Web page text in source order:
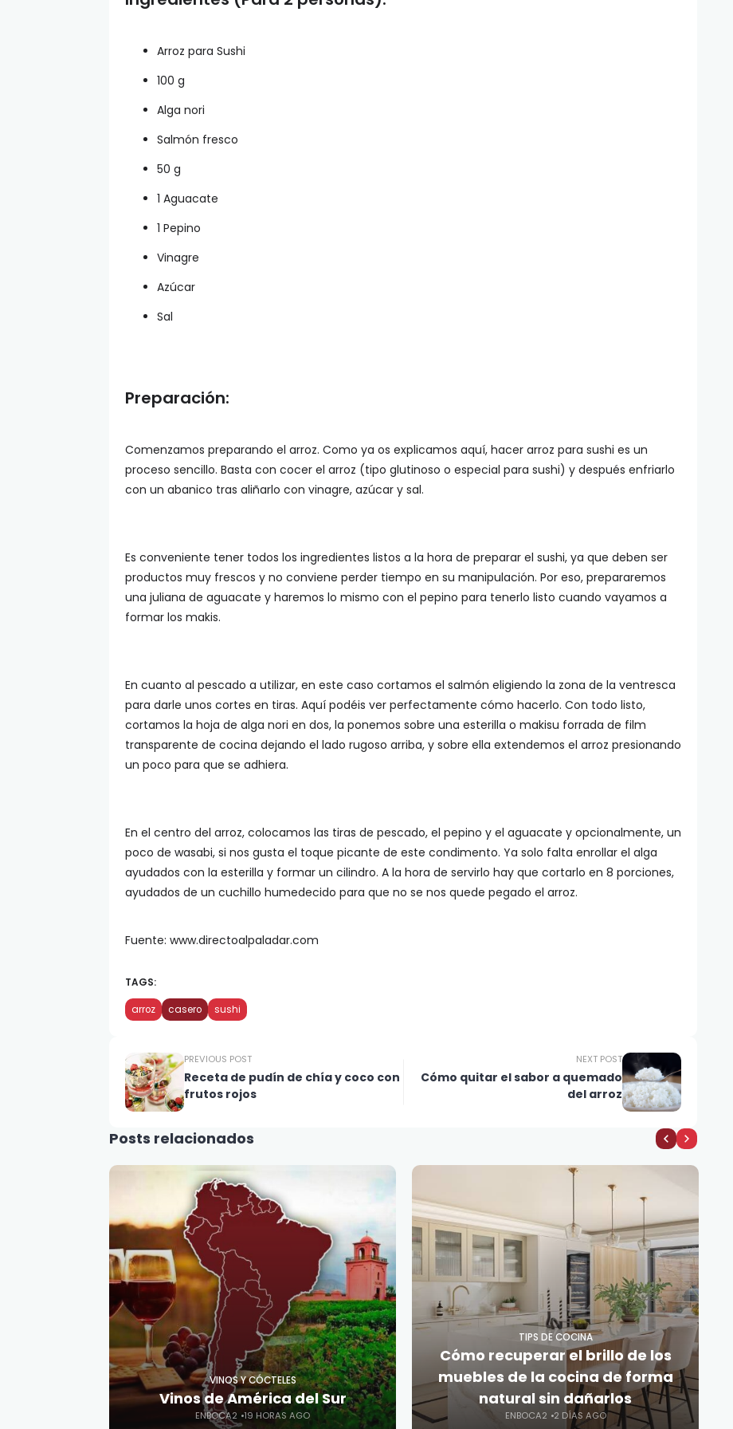
Arroz para Sushi
100 g
Alga nori
Salmón fresco
50 g
1 Aguacate
1 Pepino
Vinagre
Azúcar
Sal
Preparación:
Comenzamos preparando el arroz. Como ya os explicamos aquí, hacer arroz para sushi es un
proceso sencillo. Basta con cocer el arroz (tipo glutinoso o especial para sushi) y después enfriarlo
con un abanico tras aliñarlo con vinagre, azúcar y sal.
Es conveniente tener todos los ingredientes listos a la hora de preparar el sushi, ya que deben ser
productos muy frescos y no conviene perder tiempo en su manipulación. Por eso, prepararemos
una juliana de aguacate y haremos lo mismo con el pepino para tenerlo listo cuando vayamos a
formar los makis.
En cuanto al pescado a utilizar, en este caso cortamos el salmón eligiendo la zona de la ventresca
para darle unos cortes en tiras. Aquí podéis ver perfectamente cómo hacerlo. Con todo listo,
cortamos la hoja de alga nori en dos, la ponemos sobre una esterilla o makisu forrada de film
transparente de cocina dejando el lado rugoso arriba, y sobre ella extendemos el arroz presionando
un poco para que se adhiera.
En el centro del arroz, colocamos las tiras de pescado, el pepino y el aguacate y opcionalmente, un
poco de wasabi, si nos gusta el toque picante de este condimento. Ya solo falta enrollar el alga
ayudados con la esterilla y formar un cilindro. A la hora de servirlo hay que cortarlo en 8 porciones,
ayudados de un cuchillo humedecido para que no se nos quede pegado el arroz.
Fuente: www.directoalpaladar.com
TAGS:
arroz casero sushi
PREVIOUS POST
Receta de pudín de chía y coco con
frutos rojos
NEXT POST
Cómo quitar el sabor a quemado
del arroz
Posts relacionados
VINOS Y CÓCTELES
Vinos de América del Sur
ENBOCA2 19 HORAS AGO
TIPS DE COCINA
Cómo recuperar el brillo de los
muebles de la cocina de forma
natural sin dañarlos
ENBOCA2 2 DÍAS AGO